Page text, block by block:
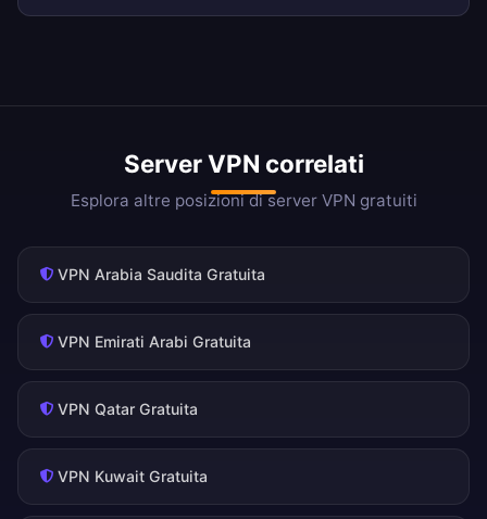
Server VPN correlati
Esplora altre posizioni di server VPN gratuiti
VPN Arabia Saudita Gratuita
VPN Emirati Arabi Gratuita
VPN Qatar Gratuita
VPN Kuwait Gratuita